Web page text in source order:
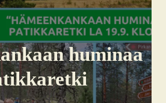
humi­naa